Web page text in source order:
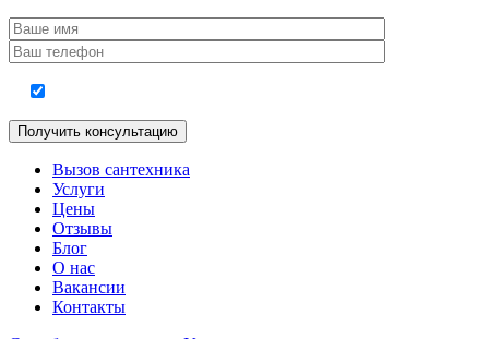
Вызов сантехника
Услуги
Цены
Отзывы
Блог
О нас
Вакансии
Контакты